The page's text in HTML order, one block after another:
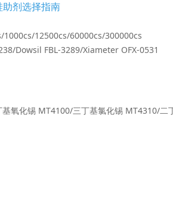
12500cs/60000cs/300000cs
Dowsil FBL-3289/Xiameter OFX-0531
氧化锡 MT4100/三丁基氯化锡 MT4310/二
助剂选择指南